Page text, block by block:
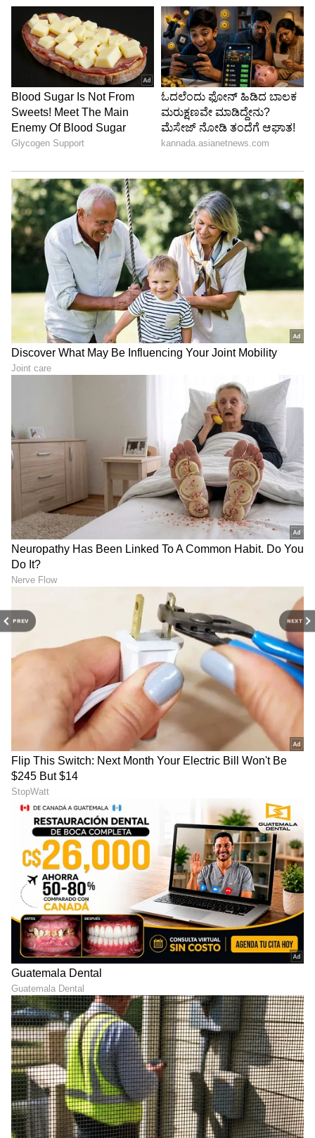
PREV NEXT
ಜಂಕ್ಷನ್, ಕೊಪ್ಪಳ, ಹೊಸಪೇಟೆ, ಬಳ್ಳಾರಿ, ಗುಂತಕಲ್
ಮಾರ್ಗವಾಗಿ ತಿರುಪತಿ ತಲುಪಬಹುದಾಗಿದೆ.
ಮಾರ್ಗ 2:ಒಂದು ವೇಳೆ ಕಲಬುರಗಿ ಮಾರ್ಗವನ್ನು ಆಯ್ಕೆ
ಮಾಡಿಕೊಳ್ಳುವ ಸಾಧ್ಯತೆಗಳಿವೆ. ವಿಜಯಪುರದಿಂದ ವಾಯ
ಹುಟುಗಿ ಜಂಕ್ಷನ್‌ನಿಂದ ಕಲಬುರಗಿ, ವಾಡಿ, ಯಾದಗಿರಿ,
ರಾಯಚೂರು, ಮಂತ್ರಾಲಯ, ರಾಣಿಗುಂಟಾ ಜಂಕ್ಷನ್
ರೈಲ್ವೆ ಇಲಾಖೆ ಯಾವ ಮಾರ್ಗ ಮತ್ತು ಎಲ್ಲೆಲ್ಲಿ ನಿಲುಗಡೆಯನ್ನು
ಹೊಂದಲಿದೆ ಎಂಬುದರ ಬಗ್ಗೆ ಅಧಿಕೃತವಾದ ಮಾಹಿತಿ ಹೊರ
ಬಂದಿಲ್ಲ.
ಇದನ್ನೂ ಓದಿ:
ಮುರಡೇಶ್ವರ-ಕಾಚಿಗುಡು ರೈಲು ಇನ್ಮುಂದೆ
ಕುಮಟಾಗೆ ವಿಸ್ತರಣೆ- ಸಂಸದ ವಿಶ್ವೇಶ್ವರ ಹೆಗಡೆ ಕಾಗೇರಿ
ಚಾಲನೆ
LATEST VIDEOS
ABOUT THE AUTHOR
MR Mahmad Rafik
ಮಹ್ಮದ್ ರಫಿಕ್ ವಿಜಯಪುರದ ಬೇನಾಳ RC ಗ್ರಾಮದವನು. ಪಬ್ಲಿಕ್
ಟಿವಿ ಡಿಜಿಟಲ್, ನ್ಯೂಸ್ 18 ಕನ್ನಡ, ಇದೀಗ ಏಷ್ಯಾನೆಟ್ ಕನ್ನಡ ಸೇರಿ
ಡಿಜಿಟಲ್ ಮಾಧ್ಯಮದಲ್ಲಿ 8 ವರ್ಷಗಳ ಅನುಭವ. ಎಂ.ಕಾಂ. ಓದಿ
ಕೆಲಸ ಆರಂಭಿಸಿದ್ದು ಖಾಸಗಿ ಬ್ಯಾಂಕ್‌ವೊಂದರಲ್ಲಿ. ಆಕರ್ಷಿಸಿದ್ದು
ಪತ್ರಿಕೋದ್ಯಮ. ಯಾವ ಟಾಪಿಕ್ ಕೊಟ್ಟರೂ ಬರೆಯಬಲ್ಲೆ. ಓಟಿಟಿ
ಮೂವಿ ನೋಡೋದು ಇಷ್ಟ.
ಭಾರತೀಯ ರೈಲ್ವೆ ರೈಲು ತಿರುಪತಿ
DOWNLOAD APP
RECOMMENDED STORIES
ಬೆಂಗಳೂರಿನಲ್ಲಿ ಅನಧಿಕೃತ ಬೈಕ್
ಶ್ರೀಲಂಕಾ ಟೆಸ್ಟ್‌ನಲ್ಲಿ ಕನ್ನಡಿಗ